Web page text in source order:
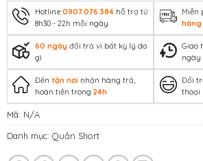
Hotline 0907.076.384hỗ trợ từ
8h30 - 22h mỗi ngày
Miễn
60 ngày đổi trả vì bất kỳ lý do
gì
Giao
ngày
Đến tận nơi nhận hàng trả,
hoàn tiền trong 24h
Đổi
thoại
Mã: N/A
Danh mục: Quần Short